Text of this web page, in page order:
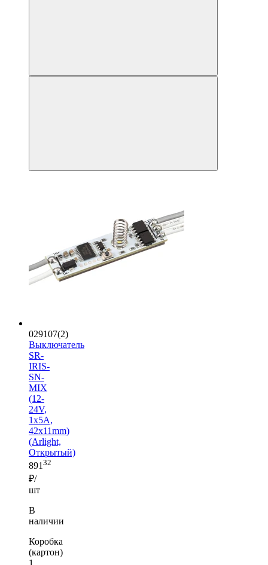
029107(2)
Выключатель
SR-
IRIS-
SN-
MIX
(12-
24V,
1x5A,
42x11mm)
(Arlight,
Открытый)
89132
₽/
шт
В
наличии
Коробка
(картон)
1